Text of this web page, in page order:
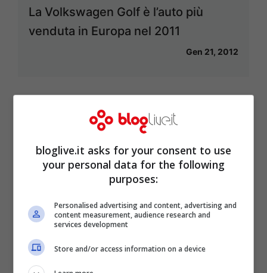
La Volkswagen Golf è l’auto più
venduta in Europa nel 2011
Gen 21, 2012
Toyota Yaris: in arrivo anche una
Gen 10, 2012
Caro benzina: Natale “salato” e
capodanno con il “botto”
bloglive.it asks for your consent to use
your personal data for the following
purposes:
Personalised advertising and content, advertising and
content measurement, audience research and
services development
Store and/or access information on a device